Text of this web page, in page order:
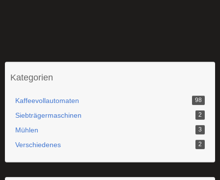
Kategorien
Kaffeevollautomaten 98
Siebträgermaschinen 2
Mühlen 3
Verschiedenes 2